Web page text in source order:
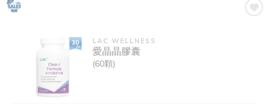
LAC WELLNESS
愛晶晶膠囊
(60顆)